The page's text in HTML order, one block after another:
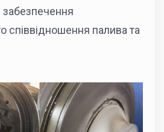
співвідношення палива та